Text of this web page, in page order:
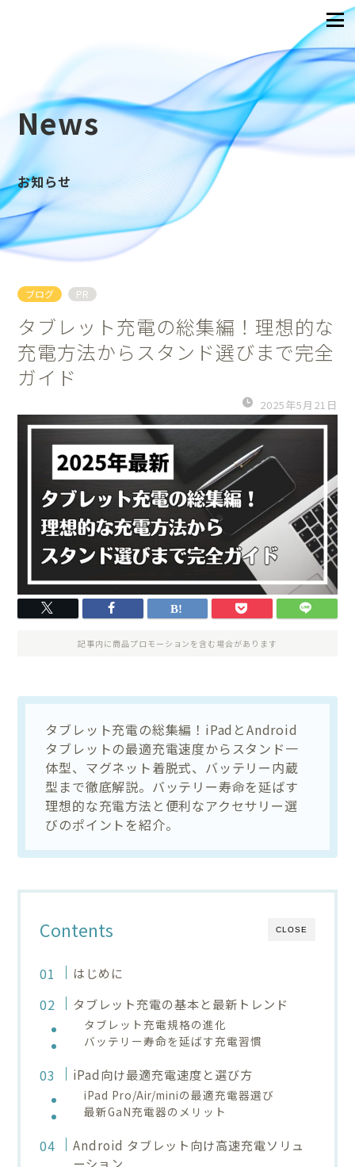
News
お知らせ
ブログ PR
タブレット充電の総集編！理想的な
充電方法からスタンド選びまで完全
ガイド
2025年5月21日
記事内に商品プロモーションを含む場合があります
タブレット充電の総集編！iPadとAndroid
タブレットの最適充電速度からスタンド一
体型、マグネット着脱式、バッテリー内蔵
型まで徹底解説。バッテリー寿命を延ばす
理想的な充電方法と便利なアクセサリー選
びのポイントを紹介。
CLOSE
Contents
はじめに
タブレット充電の基本と最新トレンド
タブレット充電規格の進化
バッテリー寿命を延ばす充電習慣
iPad向け最適充電速度と選び方
iPad Pro/Air/miniの最適充電器選び
最新GaN充電器のメリット
Android タブレット向け高速充電ソリュ
ーション